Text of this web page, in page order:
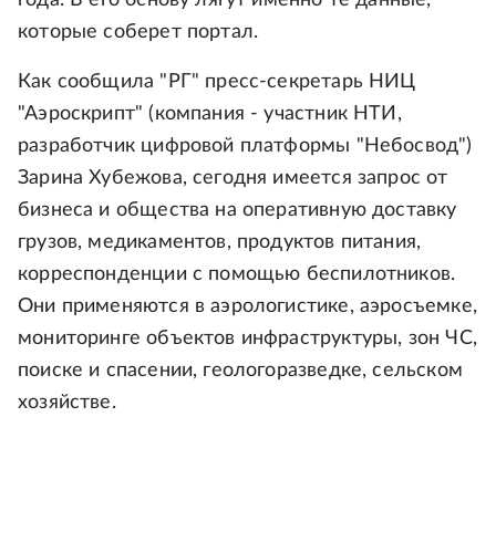
которые соберет портал.
Как сообщила "РГ" пресс-секретарь НИЦ
"Аэроскрипт" (компания - участник НТИ,
разработчик цифровой платформы "Небосвод")
Зарина Хубежова, сегодня имеется запрос от
бизнеса и общества на оперативную доставку
грузов, медикаментов, продуктов питания,
корреспонденции с помощью беспилотников.
Они применяются в аэрологистике, аэросъемке,
мониторинге объектов инфраструктуры, зон ЧС,
поиске и спасении, геологоразведке, сельском
хозяйстве.